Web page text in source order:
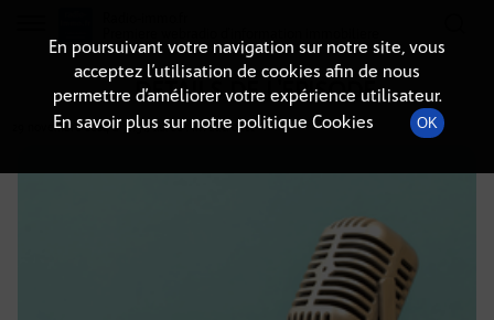
DÉTAILS DE L'ÉPISODE
29 novembre 2024à 7h51, durée : Invalid date
En poursuivant votre navigation sur notre site, vous
acceptez l’utilisation de cookies afin de nous
permettre d’améliorer votre expérience utilisateur.
En savoir plus sur notre politique Cookies
OK